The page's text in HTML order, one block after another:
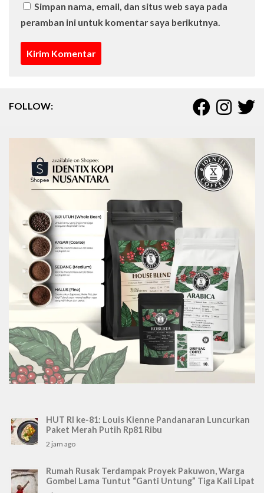
Simpan nama, email, dan situs web saya pada
peramban ini untuk komentar saya berikutnya.
FOLLOW:
HUT RI ke-81: Louis Kienne Pandanaran Luncurkan
Paket Merah Putih Rp81 Ribu
2 jam ago
Rumah Rusak Terdampak Proyek Pakuwon, Warga
Gombel Lama Tuntut “Ganti Untung” Tiga Kali Lipat